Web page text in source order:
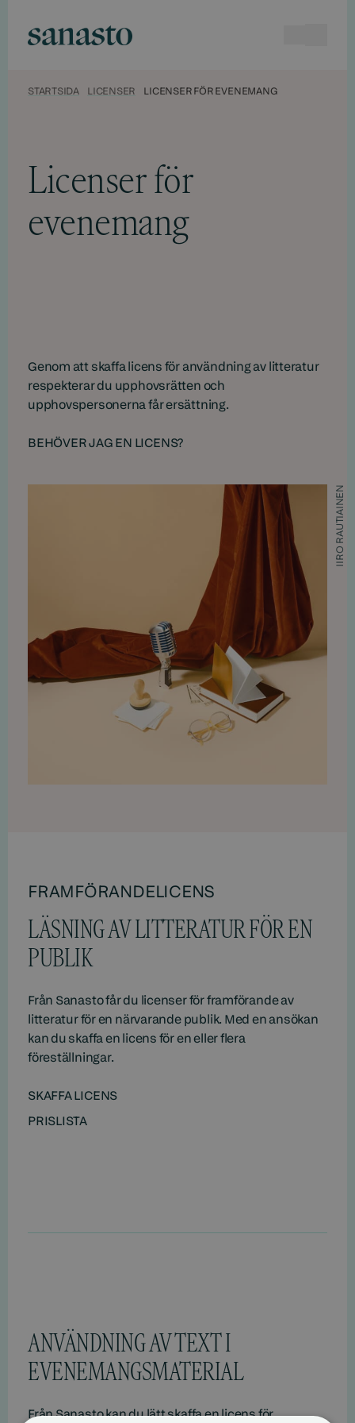
sisältöön
STARTSIDA LICENSER LICENSER FÖR EVENEMANG
Licenser för
evenemang
Genom att skaffa licens för användning av litteratur
respekterar du upphovsrätten och
upphovspersonerna får ersättning.
BEHÖVER JAG EN LICENS?
IIRO RAUTIAINEN
FRAMFÖRANDELICENS
LÄSNING AV LITTERATUR FÖR EN
PUBLIK
Från Sanasto får du licenser för framförande av
litteratur för en närvarande publik. Med en ansökan
kan du skaffa en licens för en eller flera
föreställningar.
SKAFFA LICENS
PRISLISTA
ANVÄNDNING AV TEXT I
EVENEMANGSMATERIAL
Från Sanasto kan du lätt skaffa en licens för